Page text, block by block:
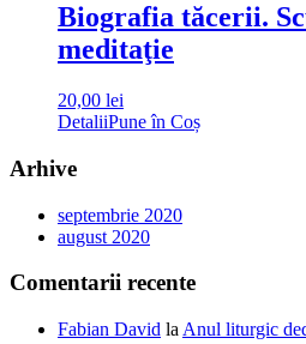
Biografia tăcerii.
meditaţie
20,00 lei
DetaliiPune în Coș
Arhive
septembrie 2020
august 2020
Comentarii recente
Fabian David la Anul liturgic